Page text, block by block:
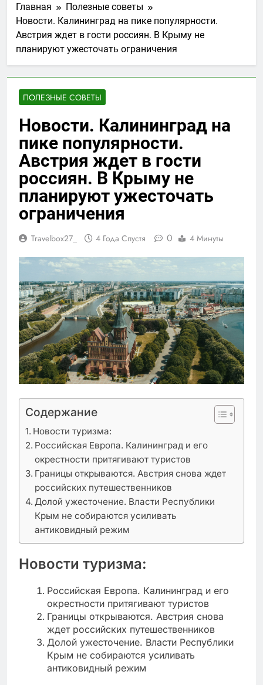
Главная
Полезные советы
Новости. Калининград на пике популярности.
Австрия ждет в гости россиян. В Крыму не
планируют ужесточать ограничения
ПОЛЕЗНЫЕ СОВЕТЫ
Новости. Калининград на
пике популярности.
Австрия ждет в гости
россиян. В Крыму не
планируют ужесточать
ограничения
Travelbox27_ 4 Года Спустя 0 4 Минуты
Содержание
Новости туризма:
Российская Европа. Калининград и его
окрестности притягивают туристов
Границы открываются. Австрия снова ждет
российских путешественников
Долой ужесточение. Власти Республики
Крым не собираются усиливать
антиковидный режим
Новости туризма:
Российская Европа. Калининград и его
окрестности притягивают туристов
Границы открываются. Австрия снова
ждет российских путешественников
Долой ужесточение. Власти Республики
Крым не собираются усиливать
антиковидный режим